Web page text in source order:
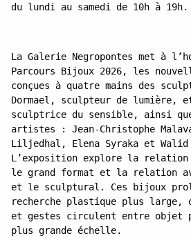
du lundi au samedi de 10h à 19h.
La Galerie Negropontes met à
Parcours Bijoux 2026, les
conçues à quatre mains des
Dormael, sculpteur de lumière,
sculptrice du sensible, ainsi
artistes : Jean-Christophe
Liljedhal, Elena Syraka et Walid
L’exposition explore la
le grand format et la relation
et le sculptural. Ces bijoux
recherche plastique plus large,
et gestes circulent entre objet
plus grande échelle.